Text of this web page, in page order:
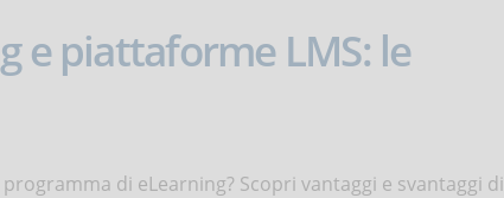
e piattaforme LMS: le
di eLearning? Scopri vantaggi e svantaggi di